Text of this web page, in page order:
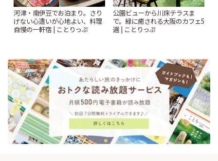
河津・南伊豆でお泊まり。さり
げない心遣いが心地よい、料理
自慢の一軒宿 | ことりっぷ
公園ビューから川床テラスま
で。緑に癒される大阪のカフェ5
選 | ことりっぷ